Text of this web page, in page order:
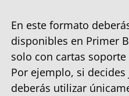
En este formato
disponibles en Primer
solo con cartas
Por ejemplo, si decides
deberás utilizar